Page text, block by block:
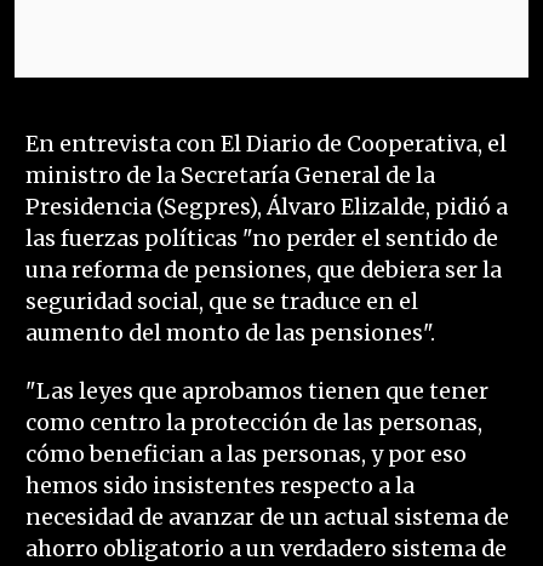
En entrevista con El Diario de Cooperativa, el
ministro de la Secretaría General de la
Presidencia (Segpres), Álvaro Elizalde, pidió a
las fuerzas políticas "no perder el sentido de
una reforma de pensiones, que debiera ser la
seguridad social, que se traduce en el
aumento del monto de las pensiones".
"Las leyes que aprobamos tienen que tener
como centro la protección de las personas,
cómo benefician a las personas, y por eso
hemos sido insistentes respecto a la
necesidad de avanzar de un actual sistema de
ahorro obligatorio a un verdadero sistema de